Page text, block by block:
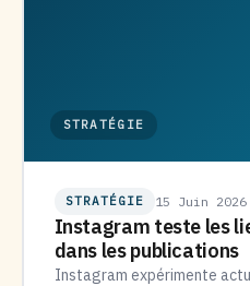
STRATÉGIE
STRATÉGIE 15 Juin 2026
Instagram teste les
dans les publications
Instagram expérimente